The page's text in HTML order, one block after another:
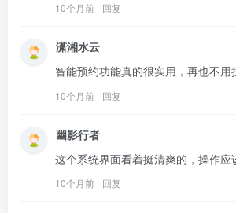
10个月前 回复
潇湘水云
智能预约功能真的很实用，再也不用
10个月前 回复
幽影行者
这个系统界面看着挺清爽的，操作应
10个月前 回复